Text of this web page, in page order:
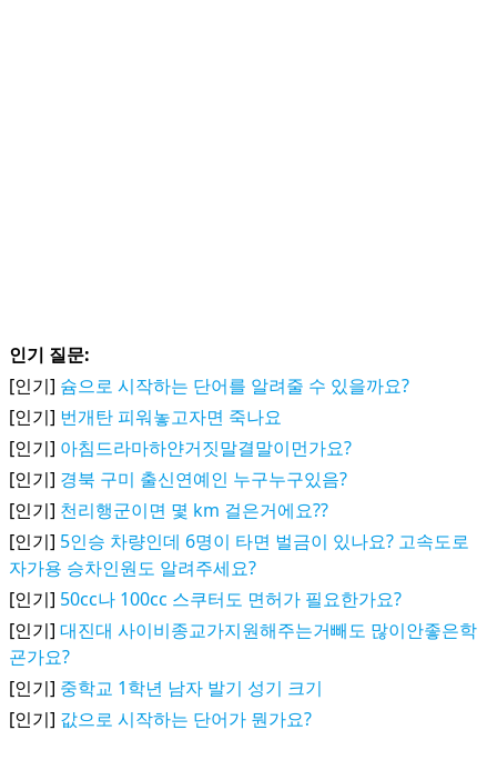
인기 질문:
[인기] 슘으로 시작하는 단어를 알려줄 수 있을까요?
[인기] 번개탄 피워놓고자면 죽나요
[인기] 아침드라마하얀거짓말결말이먼가요?
[인기] 경북 구미 출신연예인 누구누구있음?
[인기] 천리행군이면 몇 km 걸은거에요??
[인기] 5인승 차량인데 6명이 타면 벌금이 있나요? 고속도로
자가용 승차인원도 알려주세요?
[인기] 50cc나 100cc 스쿠터도 면허가 필요한가요?
[인기] 대진대 사이비종교가지원해주는거빼도 많이안좋은학
굔가요?
[인기] 중학교 1학년 남자 발기 성기 크기
[인기] 값으로 시작하는 단어가 뭔가요?